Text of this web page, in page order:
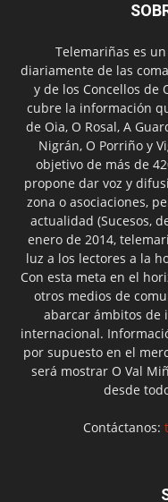
Telemariñas es
diariamente de las
y de los Concellos de
cubre la información
de Oia, O Rosal, A
Nigrán, O Porriño y
objetivo de más de
propone dar voz y
zona o asociaciones,
actualidad (Sucesos,
enero de 2014,
luz a los lectores a la
Con esta meta en el
otros medios de
abarcar ámbitos de
internacional.
por supuesto en el
será mostrar O Val
desde
Contáctanos: